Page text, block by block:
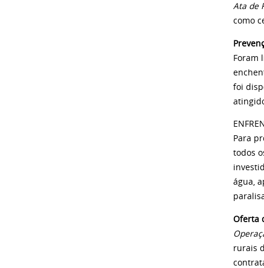
Ata de
como
Foram
foi
Para
todos
água,
Oferta
rurais